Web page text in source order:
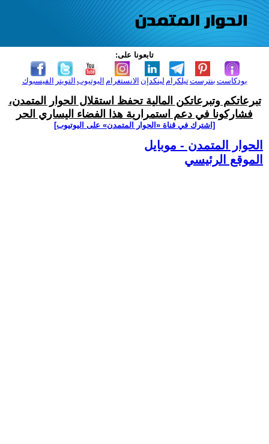
تابعونا على:
الفيسبوك التويتر اليوتيوب الانستغرام لينكدإن تيلكرامبنترست بودكاست
تبرعاتكم وتبرعاتكن المالية تحفظ استقلال الحوار المتمدن،
فشاركونا في دعم استمرارية هذا الفضاء اليساري الحر
[اشترك في قناة ‫«الحوار المتمدن» على اليوتيوب]
الحوار المتمدن - موبايل
الموقع الرئيسي